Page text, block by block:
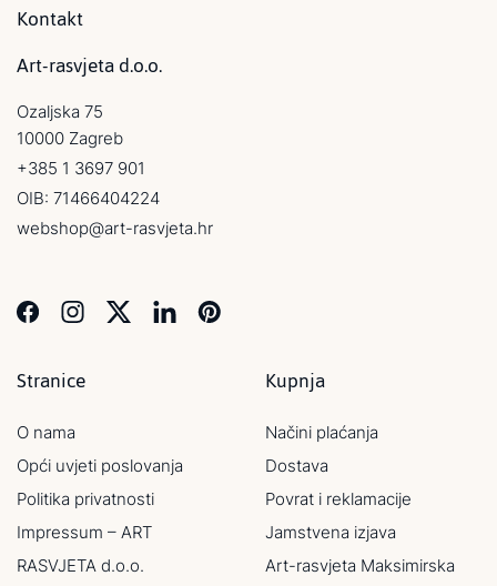
Kontakt
Art-rasvjeta d.o.o.
Ozaljska 75
10000 Zagreb
+385 1 3697 901
OIB: 71466404224
webshop@art-rasvjeta.hr
Stranice
O nama
Opći uvjeti poslovanja
Politika privatnosti
Impressum – ART
RASVJETA d.o.o.
Kupnja
Načini plaćanja
Dostava
Povrat i reklamacije
Jamstvena izjava
Art-rasvjeta Maksimirska